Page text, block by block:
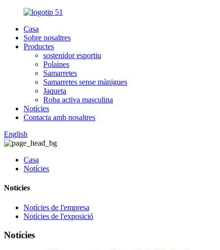
Casa
Sobre nosaltres
Productes
sostenidor esportiu
Polaines
Samarretes
Samarretes sense mànigues
Jaqueta
Roba activa masculina
Notícies
Contacta amb nosaltres
English
Casa
Notícies
Notícies
Notícies de l'empresa
Notícies de l'exposició
Notícies